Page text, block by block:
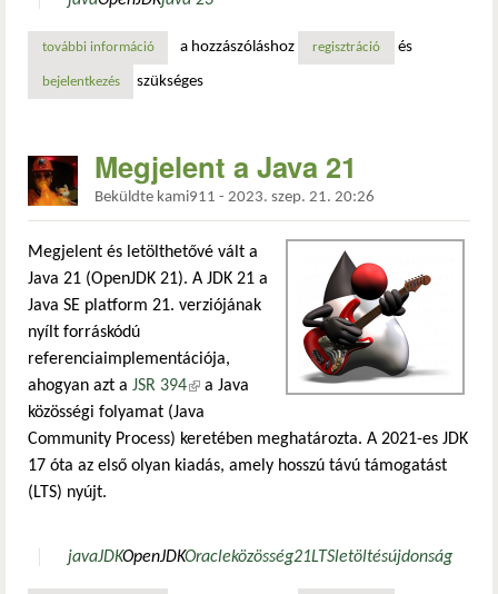
további információmegjelent az openjdk java 23 többek között zgc-vel
a hozzászóláshoz regisztráció és
bejelentkezés szükséges
Megjelent a Java 21
Beküldte kami911 - 2023. szep. 21. 20:26
Megjelent és letölthetővé vált a
Java 21 (OpenJDK 21). A JDK 21 a
Java SE platform 21. verziójának
nyílt forráskódú
referenciaimplementációja,
ahogyan azt a JSR 394(külső hivatkozás)
a Java
közösségi folyamat (Java
Community Process) keretében meghatározta. A 2021-es JDK
17 óta az első olyan kiadás, amely hosszú távú támogatást
(LTS) nyújt.
javaJDKOpenJDKOracleközösség21LTSletöltésújdonság